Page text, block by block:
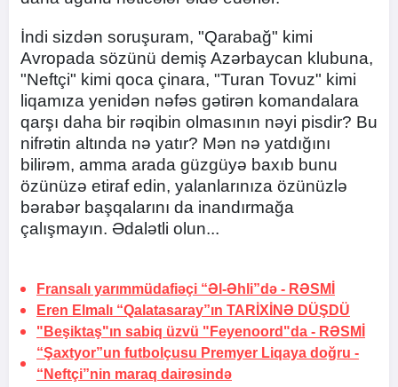
İndi sizdən soruşuram, "Qarabağ" kimi
Avropada sözünü demiş Azərbaycan klubuna,
"Neftçi" kimi qoca çinara, "Turan Tovuz" kimi
liqamıza yenidən nəfəs gətirən komandalara
qarşı daha bir rəqibin olmasının nəyi pisdir? Bu
nifrətin altında nə yatır? Mən nə yatdığını
bilirəm, amma arada güzgüyə baxıb bunu
özünüzə etiraf edin, yalanlarınıza özünüzlə
bərabər başqalarını da inandırmağa
çalışmayın. Ədalətli olun...
Fransalı yarımmüdafiəçi “Əl-Əhli”də - RƏSMİ
Eren Elmalı “Qalatasaray”ın TARİXİNƏ DÜŞDÜ
"Beşiktaş"ın sabiq üzvü "Feyenoord"da - RƏSMİ
“Şaxtyor”un futbolçusu Premyer Liqaya doğru -
“Neftçi”nin maraq dairəsində